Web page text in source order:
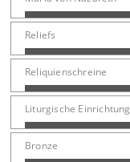
Reliefs
Reliquienschreine
Liturgische Einrichtung
Bronze